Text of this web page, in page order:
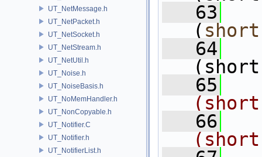
UT_NetMessage.h
UT_NetPacket.h
UT_NetSocket.h
UT_NetStream.h
UT_NetUtil.h
UT_Noise.h
UT_NoiseBasis.h
UT_NoMemHandler.h
UT_NonCopyable.h
UT_Notifier.C
UT_Notifier.h
UT_NotifierList.h
   63
( short
   64
   65
   66